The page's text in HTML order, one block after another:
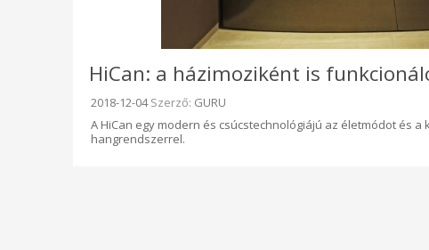
HiCan: a házimoziként is
Beküldve:
2018-12-04Szerző: GURU
A HiCan egy modern és csúcstechnológiájú az életmódot és
hangrendszerrel.